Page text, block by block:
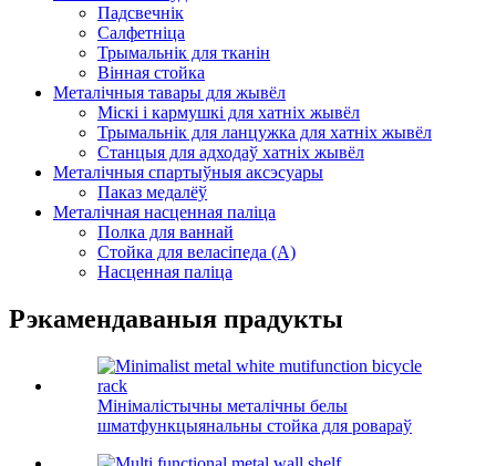
Падсвечнік
Салфетніца
Трымальнік для тканін
Вінная стойка
Металічныя тавары для жывёл
Міскі і кармушкі для хатніх жывёл
Трымальнік для ланцужка для хатніх жывёл
Станцыя для адходаў хатніх жывёл
Металічныя спартыўныя аксэсуары
Паказ медалёў
Металічная насценная паліца
Полка для ваннай
Стойка для веласіпеда (А)
Насценная паліца
Рэкамендаваныя прадукты
Мінімалістычны металічны белы
шматфункцыянальны стойка для ровараў